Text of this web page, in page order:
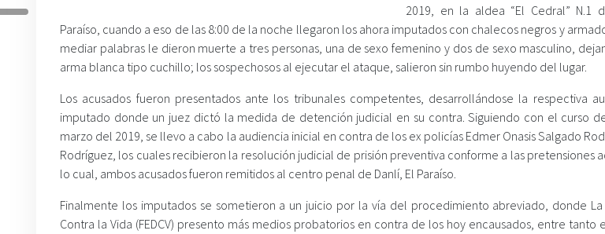
2019, en la aldea “El Cedral” N.1
Paraíso, cuando a eso de las 8:00 de la noche llegaron los ahora imputados con chalecos negros y
mediar palabras le dieron muerte a tres personas, una de sexo femenino y dos de sexo masculino,
arma blanca tipo cuchillo; los sospechosos al ejecutar el ataque, salieron sin rumbo huyendo del lugar.
Los acusados fueron presentados ante los tribunales competentes, desarrollándose la respectiva
imputado donde un juez dictó la medida de detención judicial en su contra. Siguiendo con el curso
marzo del 2019, se llevo a cabo la audiencia inicial en contra de los ex policías Edmer Onasis Salgado
Rodríguez, los cuales recibieron la resolución judicial de prisión preventiva conforme a las pretensiones
lo cual, ambos acusados fueron remitidos al centro penal de Danlí, El Paraíso.
Finalmente los imputados se sometieron a un juicio por la vía del procedimiento abreviado, donde La
Contra la Vida (FEDCV) presento más medios probatorios en contra de los hoy encausados, entre tanto